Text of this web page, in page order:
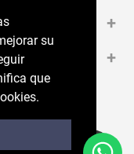
su
que estás
su
que
+
+